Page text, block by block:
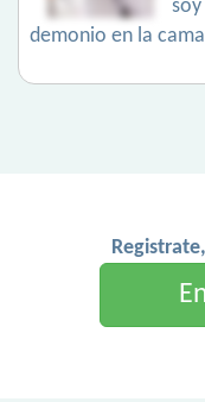
demonio en la